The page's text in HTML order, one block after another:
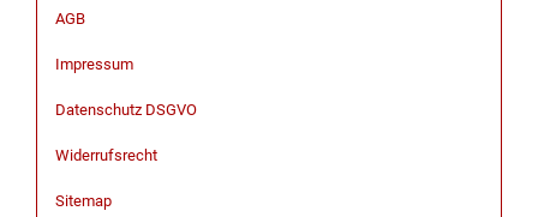
AGB
Impressum
Datenschutz DSGVO
Widerrufsrecht
Sitemap